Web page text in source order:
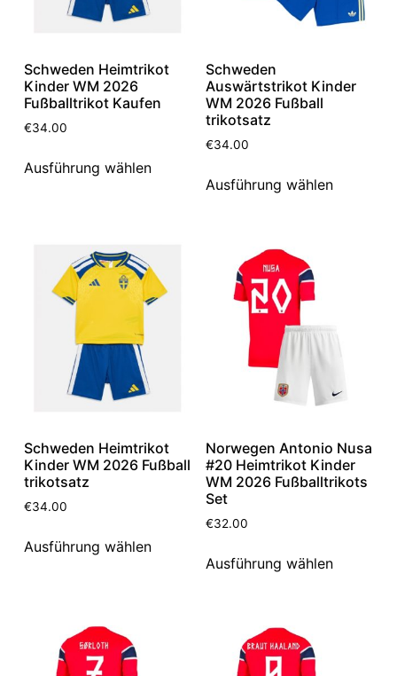
Schweden Heimtrikot
Kinder WM 2026
Fußballtrikot Kaufen
€34.00
Ausführung wählen
Schweden
Auswärtstrikot Kinder
WM 2026 Fußball
trikotsatz
€34.00
Ausführung wählen
Schweden Heimtrikot
Kinder WM 2026 Fußball
trikotsatz
€34.00
Ausführung wählen
Norwegen Antonio Nusa
#20 Heimtrikot Kinder
WM 2026 Fußballtrikots
Set
€32.00
Ausführung wählen